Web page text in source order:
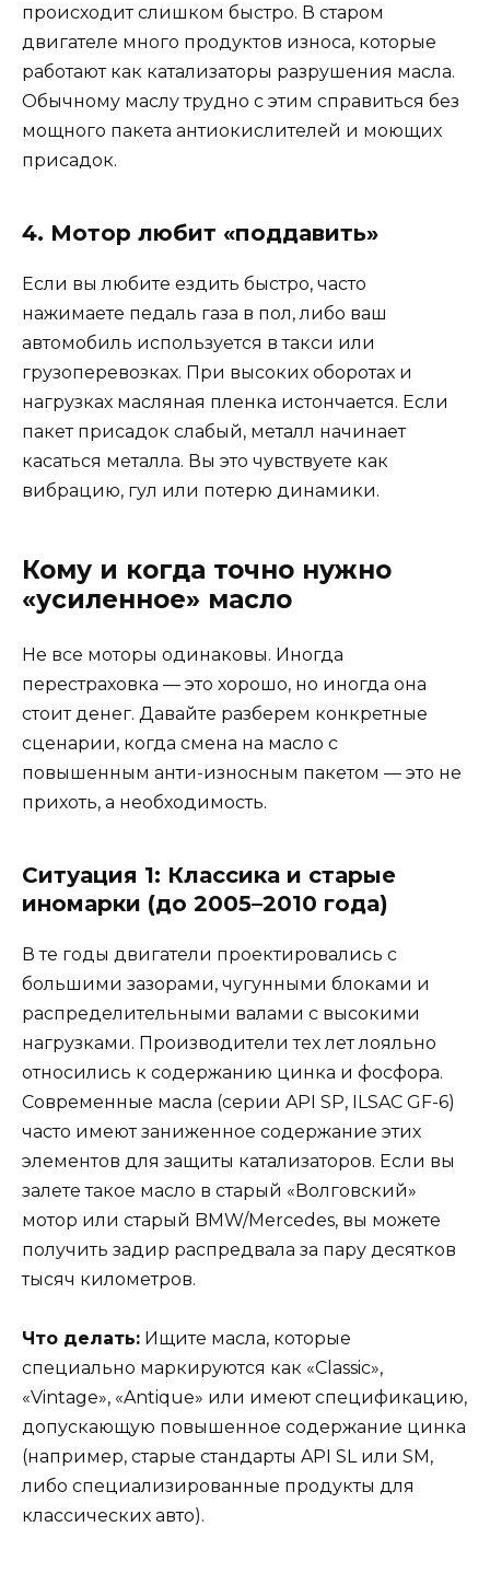
происходит слишком быстро. В старом
двигателе много продуктов износа, которые
работают как катализаторы разрушения масла.
Обычному маслу трудно с этим справиться без
мощного пакета антиокислителей и моющих
присадок.
4. Мотор любит «поддавить»
Если вы любите ездить быстро, часто
нажимаете педаль газа в пол, либо ваш
автомобиль используется в такси или
грузоперевозках. При высоких оборотах и
нагрузках масляная пленка истончается. Если
пакет присадок слабый, металл начинает
касаться металла. Вы это чувствуете как
вибрацию, гул или потерю динамики.
Кому и когда точно нужно
«усиленное» масло
Не все моторы одинаковы. Иногда
перестраховка — это хорошо, но иногда она
стоит денег. Давайте разберем конкретные
сценарии, когда смена на масло с
повышенным анти-износным пакетом — это не
прихоть, а необходимость.
Ситуация 1: Классика и старые
иномарки (до 2005–2010 года)
В те годы двигатели проектировались с
большими зазорами, чугунными блоками и
распределительными валами с высокими
нагрузками. Производители тех лет лояльно
относились к содержанию цинка и фосфора.
Современные масла (серии API SP, ILSAC GF-6)
часто имеют заниженное содержание этих
элементов для защиты катализаторов. Если вы
залете такое масло в старый «Волговский»
мотор или старый BMW/Mercedes, вы можете
получить задир распредвала за пару десятков
тысяч километров.
Что делать: Ищите масла, которые
специально маркируются как «Classic»,
«Vintage», «Antique» или имеют спецификацию,
допускающую повышенное содержание цинка
(например, старые стандарты API SL или SM,
либо специализированные продукты для
классических авто).